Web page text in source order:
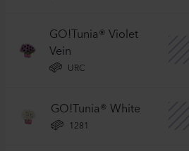
GO!Tunia® Violet
Vein
URC
GO!Tunia® White
1281